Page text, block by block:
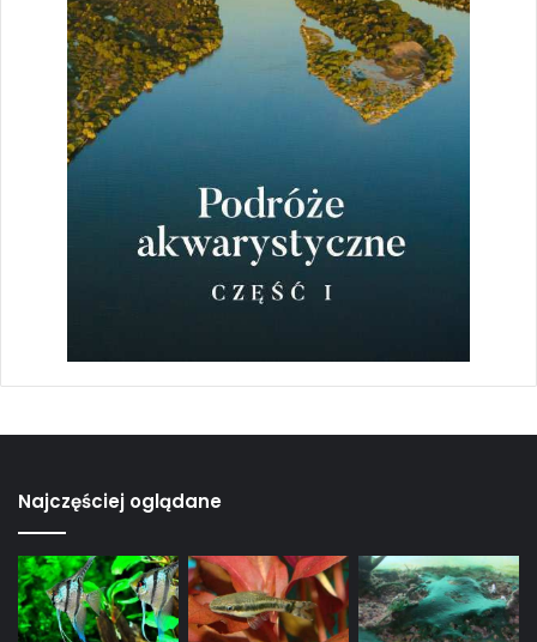
Najczęściej oglądane